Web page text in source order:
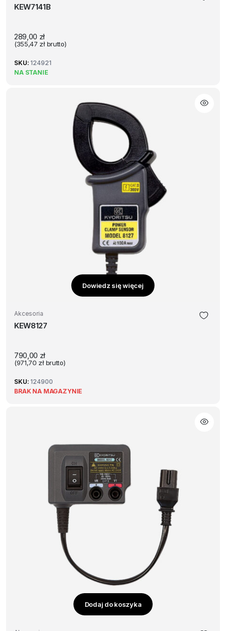
KEW7141B
289,00 zł
(355,47 złbrutto)
SKU: 124921
NA STANIE
Dowiedz się więcej
Akcesoria
KEW8127
790,00 zł
(971,70 złbrutto)
SKU: 124900
BRAK NA MAGAZYNIE
Dodaj do koszyka